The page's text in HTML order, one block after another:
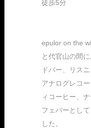
徒歩5分
epulor on the
と代官山の間
ドバー、リス
アナログレコ
ィコーヒー、
フェバーとし
した。